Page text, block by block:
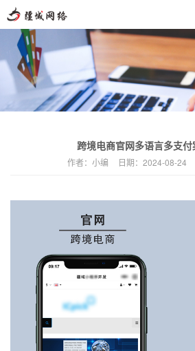
跨境电商官网多语言多支
作者： 小编 日期： 2024-08-24